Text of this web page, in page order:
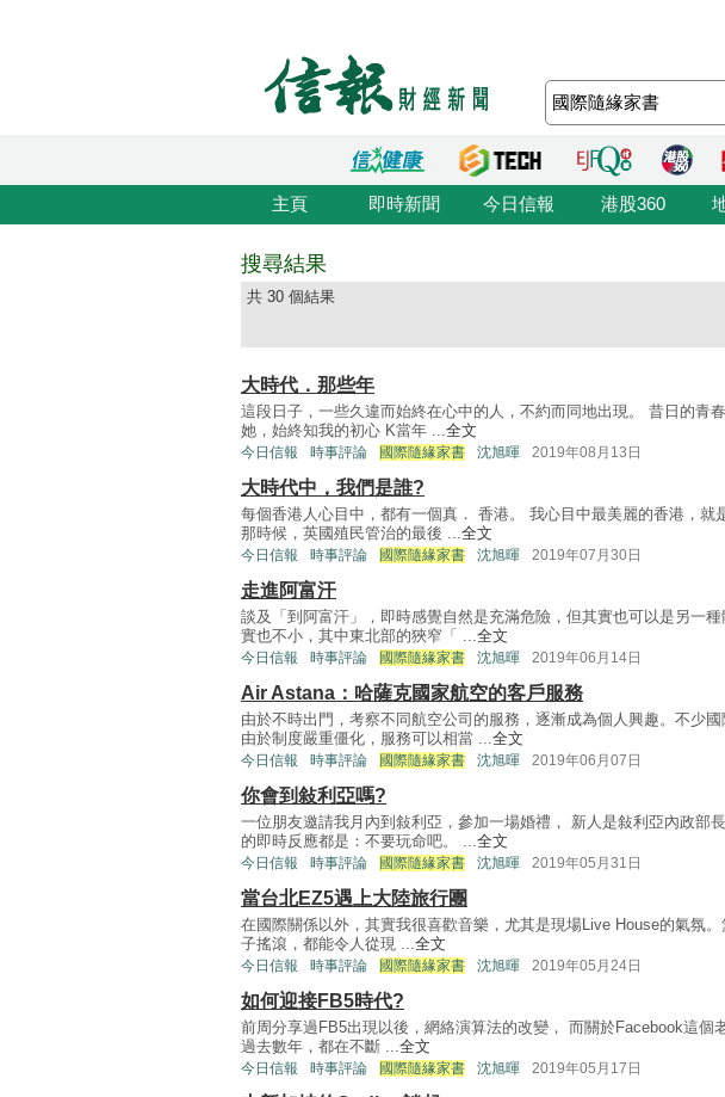
主頁 即時新聞 今日信報 港股360
搜尋結果
共 30 個結果
大時代．那些年
這段日子，一些久違而始終在心中的人，不約而同地出現。 昔日的青春
她，始終知我的初心 K當年 ...全文
今日信報 時事評論 國際隨緣家書 沈旭暉 2019年08月13日
大時代中，我們是誰?
每個香港人心目中，都有一個真． 香港。 我心目中最美麗的香港，就
那時候，英國殖民管治的最後 ...全文
今日信報 時事評論 國際隨緣家書 沈旭暉 2019年07月30日
走進阿富汗
談及「到阿富汗」，即時感覺自然是充滿危險，但其實也可以是另一
實也不小，其中東北部的狹窄「 ...全文
今日信報 時事評論 國際隨緣家書 沈旭暉 2019年06月14日
Air Astana：哈薩克國家航空的客戶服務
由於不時出門，考察不同航空公司的服務，逐漸成為個人興趣。不少國
由於制度嚴重僵化，服務可以相當 ...全文
今日信報 時事評論 國際隨緣家書 沈旭暉 2019年06月07日
你會到敍利亞嗎?
一位朋友邀請我月內到敍利亞，參加一場婚禮， 新人是敍利亞內政部
的即時反應都是：不要玩命吧。 ...全文
今日信報 時事評論 國際隨緣家書 沈旭暉 2019年05月31日
當台北EZ5遇上大陸旅行團
在國際關係以外，其實我很喜歡音樂，尤其是現場Live House的氣氛
子搖滾，都能令人從現 ...全文
今日信報 時事評論 國際隨緣家書 沈旭暉 2019年05月24日
如何迎接FB5時代?
前周分享過FB5出現以後，網絡演算法的改變， 而關於Facebook這個
過去數年，都在不斷 ...全文
今日信報 時事評論 國際隨緣家書 沈旭暉 2019年05月17日